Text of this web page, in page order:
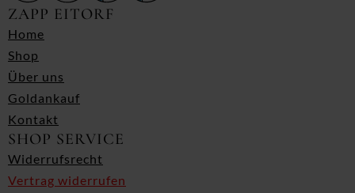
ZAPP EITORF
Home
Shop
Über uns
Goldankauf
Kontakt
SHOP SERVICE
Widerrufsrecht
Vertrag widerrufen